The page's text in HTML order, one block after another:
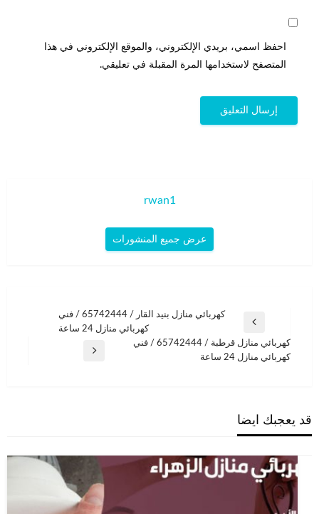
احفظ اسمي، بريدي الإلكتروني، والموقع الإلكتروني في هذا
المتصفح لاستخدامها المرة المقبلة في تعليقي.
rwan1
عرض جميع المنشورات
المقالات
المقالة
السابقة
كهربائي منازل بنيد القار / 65742444 / فني
كهربائي منازل 24 ساعة
المقالة
كهربائي منازل قرطبة / 65742444 / فني
كهربائي منازل 24 ساعة
قد يعجبك ايضا